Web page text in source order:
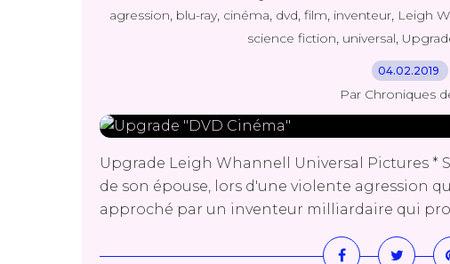
agression, blu-ray, cinéma, dvd, film, inventeur, Leigh
science fiction, universal,
04.02.2019
Par Chroniques
Upgrade Leigh Whannell Universal Pictures *
de son épouse, lors d'une violente agression
approché par un inventeur milliardaire qui